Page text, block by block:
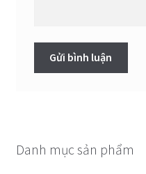
Danh mục sản phẩm